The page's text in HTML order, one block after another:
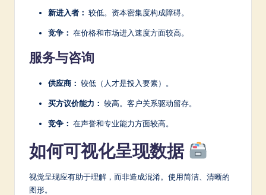
新进入者： 较低。资本密集度构成障碍。
竞争： 在价格和市场进入速度方面较高。
服务与咨询
供应商： 较低（人才是投入要素）。
买方议价能力： 较高。客户关系驱动留存。
竞争： 在声誉和专业能力方面较高。
如何可视化呈现数据
视觉呈现应有助于理解，而非造成混淆。使用简洁、清晰的
图形。